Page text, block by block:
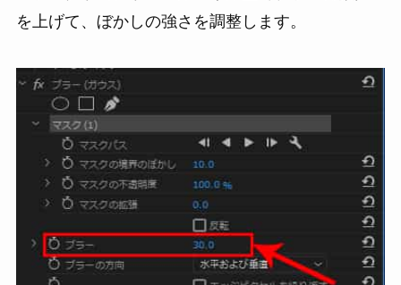
を上げて、ぼかしの強さを調整します。